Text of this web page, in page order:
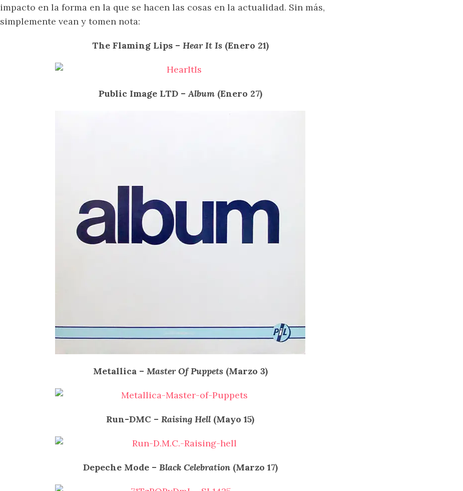
impacto en la forma en la que se hacen las cosas en la actualidad. Sin más,
simplemente vean y tomen nota:
The Flaming Lips – Hear It Is(Enero 21)
Public Image LTD –Album(Enero 27)
Metallica – Master Of Puppets(Marzo 3)
Run-DMC – Raising Hell (Mayo 15)
Depeche Mode – Black Celebration(Marzo 17)